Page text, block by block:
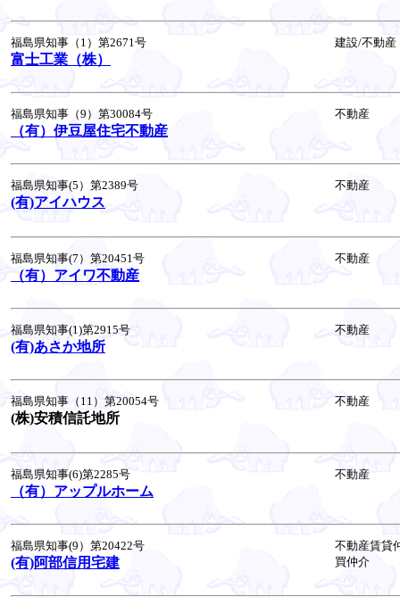
福島県知事（1）第2671号
富士工業（株）
建設/不動産
福島県知事（9）第30084号
（有）伊豆屋住宅不動産
不動産
福島県知事(5）第2389号
(有)アイハウス
不動産
福島県知事(7）第20451号
（有）アイワ不動産
不動産
福島県知事(1)第2915号
(有)あさか地所
不動産
福島県知事（11）第20054号
(株)安積信託地所
不動産
福島県知事(6)第2285号
（有）アップルホーム
不動産
福島県知事(9）第20422号
(有)阿部信用宅建
不動産賃貸
買仲介